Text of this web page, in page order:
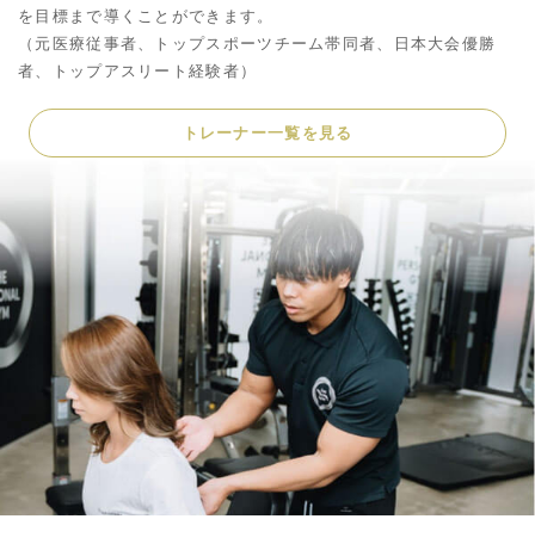
を目標まで導くことができます。
（元医療従事者、トップスポーツチーム帯同者、日本大会優勝
者、トップアスリート経験者）
トレーナー一覧を見る